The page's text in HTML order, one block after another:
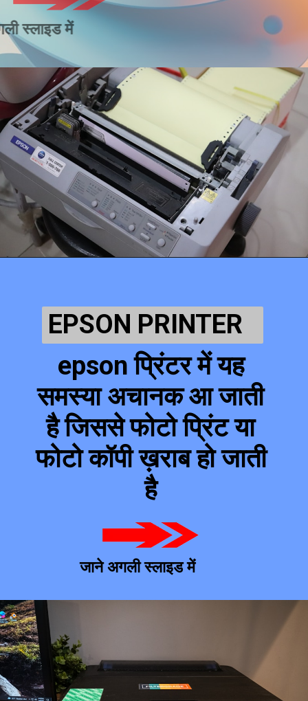
जाने अगली स्लाइड में
epson प्रिंटर में यह
समस्या अचानक आ जाती
है जिससे फोटो प्रिंट या
फोटो कॉपी ख़राब हो जाती
है
EPSON PRINTER
जाने अगली स्लाइड में